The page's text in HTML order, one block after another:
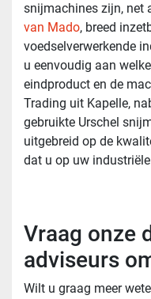
snijmachines zijn, net
van Mado, breed
voedselverwerkende
u eenvoudig aan
eindproduct en de
Trading uit Kapelle,
gebruikte Urschel
uitgebreid op de
dat u op uw
Vraag onze
adviseurs
Wilt u graag meer